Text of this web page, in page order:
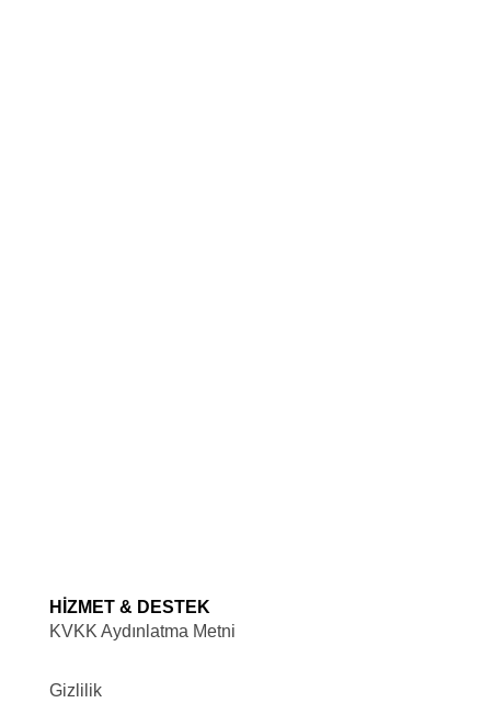
HİZMET & DESTEK
KVKK Aydınlatma Metni
Gizlilik